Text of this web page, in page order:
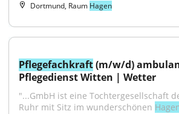
Dortmund, Raum Hagen
Pflegefachkraft (m/w/d)
Pflegedienst Witten | Wetter
"...GmbH ist eine Tochtergesellschaft
Ruhr mit Sitz im wunderschönen